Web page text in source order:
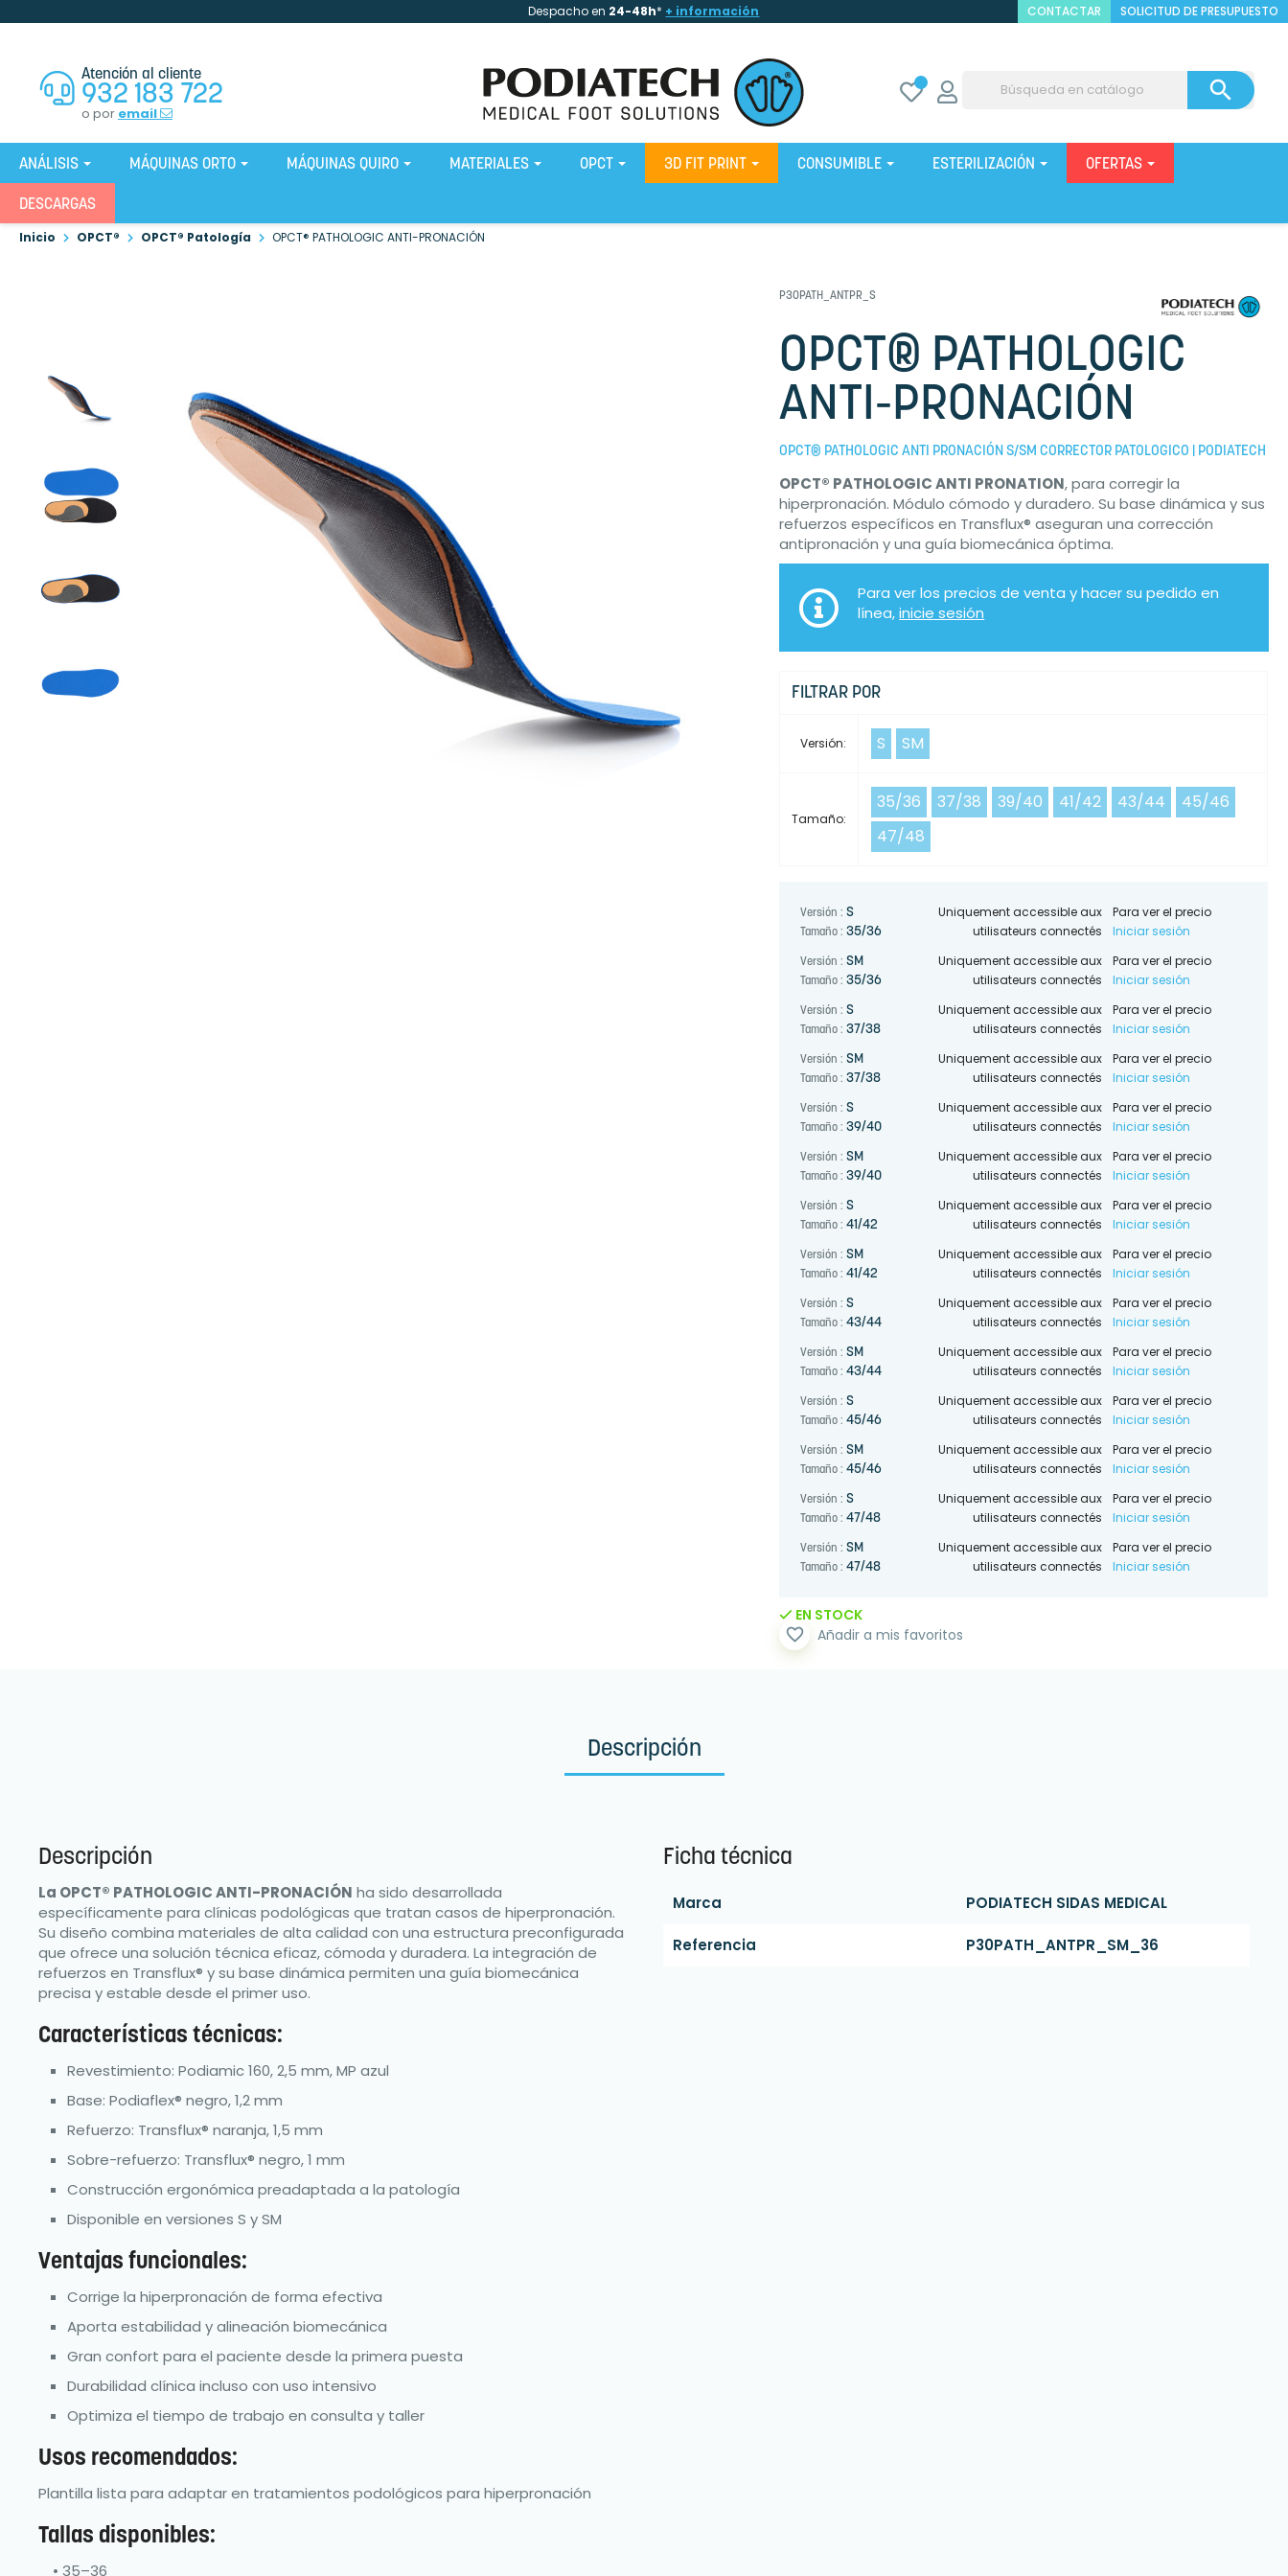
Despacho en 24-48h* + información CONTACTAR SOLICITUD DE PRESUPUESTO
Atención al cliente
932 183 722
o por email

ANÁLISIS MÁQUINAS ORTO MÁQUINAS QUIRO MATERIALES OPCT 3D FIT PRINT CONSUMIBLE ESTERILIZACIÓN OFERTAS
DESCARGAS
Inicio OPCT® OPCT® Patología OPCT® PATHOLOGIC ANTI-PRONACIÓN
P30PATH_ANTPR_S
OPCT® PATHOLOGIC
ANTI-PRONACIÓN
OPCT® PATHOLOGIC ANTI PRONACIÓN S/SM CORRECTOR PATOLOGICO | PODIATECH
OPCT® PATHOLOGIC ANTI PRONATION, para corregir la
hiperpronación. Módulo cómodo y duradero. Su base dinámica y sus
refuerzos específicos en Transflux® aseguran una corrección
antipronación y una guía biomecánica óptima.
Para ver los precios de venta y hacer su pedido en
línea,inicie sesión
FILTRAR POR
Versión: S SM
Tamaño:
35/36 37/38 39/40 41/42 43/44
45/46
47/48
Versión : S
Tamaño : 35/36
Uniquement accessible aux
utilisateurs connectés
Para ver el precio
Iniciar sesión
Versión : SM
Tamaño : 35/36
Uniquement accessible aux
utilisateurs connectés
Para ver el precio
Iniciar sesión
Versión : S
Tamaño : 37/38
Uniquement accessible aux
utilisateurs connectés
Para ver el precio
Iniciar sesión
Versión : SM
Tamaño : 37/38
Uniquement accessible aux
utilisateurs connectés
Para ver el precio
Iniciar sesión
Versión : S
Tamaño : 39/40
Uniquement accessible aux
utilisateurs connectés
Para ver el precio
Iniciar sesión
Versión : SM
Tamaño : 39/40
Uniquement accessible aux
utilisateurs connectés
Para ver el precio
Iniciar sesión
Versión : S
Tamaño : 41/42
Uniquement accessible aux
utilisateurs connectés
Para ver el precio
Iniciar sesión
Versión : SM
Tamaño : 41/42
Uniquement accessible aux
utilisateurs connectés
Para ver el precio
Iniciar sesión
Versión : S
Tamaño : 43/44
Uniquement accessible aux
utilisateurs connectés
Para ver el precio
Iniciar sesión
Versión : SM
Tamaño : 43/44
Uniquement accessible aux
utilisateurs connectés
Para ver el precio
Iniciar sesión
Versión : S
Tamaño : 45/46
Uniquement accessible aux
utilisateurs connectés
Para ver el precio
Iniciar sesión
Versión : SM
Tamaño : 45/46
Uniquement accessible aux
utilisateurs connectés
Para ver el precio
Iniciar sesión
Versión : S
Tamaño : 47/48
Uniquement accessible aux
utilisateurs connectés
Para ver el precio
Iniciar sesión
Versión : SM
Tamaño : 47/48
Uniquement accessible aux
utilisateurs connectés
Para ver el precio
Iniciar sesión
EN STOCK
favorite_border Añadir a mis favoritos
Descripción
Descripción
La OPCT® PATHOLOGIC ANTI-PRONACIÓN ha sido desarrollada
específicamente para clínicas podológicas que tratan casos de hiperpronación.
Su diseño combina materiales de alta calidad con una estructura preconfigurada
que ofrece una solución técnica eficaz, cómoda y duradera. La integración de
refuerzos en Transflux® y su base dinámica permiten una guía biomecánica
precisa y estable desde el primer uso.
Características técnicas:
Revestimiento: Podiamic 160, 2,5 mm, MP azul
Base: Podiaflex® negro, 1,2 mm
Refuerzo: Transflux® naranja, 1,5 mm
Sobre-refuerzo: Transflux® negro, 1 mm
Construcción ergonómica preadaptada a la patología
Disponible en versiones S y SM
Ventajas funcionales:
Corrige la hiperpronación de forma efectiva
Aporta estabilidad y alineación biomecánica
Gran confort para el paciente desde la primera puesta
Durabilidad clínica incluso con uso intensivo
Optimiza el tiempo de trabajo en consulta y taller
Usos recomendados:
Plantilla lista para adaptar en tratamientos podológicos para hiperpronación
Tallas disponibles:
• 35–36
Ficha técnica
Marca PODIATECH SIDAS MEDICAL
Referencia P30PATH_ANTPR_SM_36